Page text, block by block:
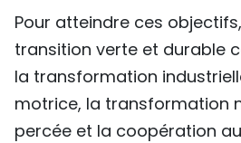
Pour atteindre ces
transition verte et durable
la transformation
motrice, la transformation
percée et la coopération